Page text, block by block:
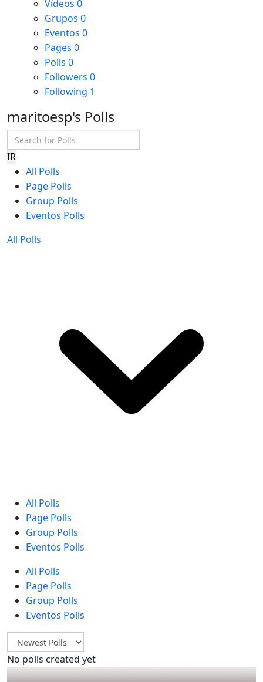
Vídeos 0
Grupos 0
Eventos 0
Pages 0
Polls 0
Followers 0
Following 1
maritoesp's Polls
IR
All Polls
Page Polls
Group Polls
Eventos Polls
All Polls
All Polls
Page Polls
Group Polls
Eventos Polls
All Polls
Page Polls
Group Polls
Eventos Polls
No polls created yet